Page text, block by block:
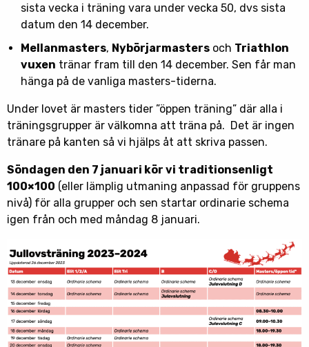
sista vecka i träning vara under vecka 50, dvs sista
datum den 14 december.
Mellanmasters, Nybörjarmasters och Triathlon
vuxen tränar fram till den 14 december. Sen får man
hänga på de vanliga masters-tiderna.
Under lovet är masters tider ”öppen träning” där alla i
träningsgrupper är välkomna att träna på. Det är ingen
tränare på kanten så vi hjälps åt att skriva passen.
Söndagen den 7 januari kör vi traditionsenligt
100×100 (eller lämplig utmaning anpassad för gruppens
nivå) för alla grupper och sen startar ordinarie schema
igen från och med måndag 8 januari.